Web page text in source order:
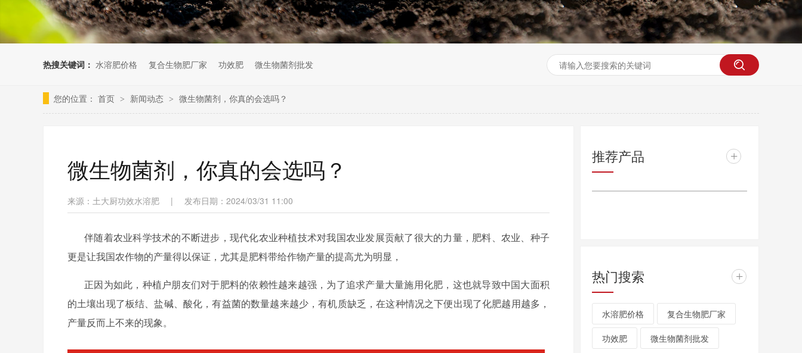
热搜关键词： 水溶肥价格 复合生物肥厂家 功效肥 微生物菌剂批发
您的位置： 首页 > 新闻动态 > 微生物菌剂，你真的会选吗？
微生物菌剂，你真的会选吗？
来源：土大厨功效水溶肥 | 发布日期：2024/03/31 11:00
伴随着农业科学技术的不断进步，现代化农业种植技术对我国农业发展贡献了很大的力量，肥料、农业、种子
更是让我国农作物的产量得以保证，尤其是肥料带给作物产量的提高尤为明显，
正因为如此，种植户朋友们对于肥料的依赖性越来越强，为了追求产量大量施用化肥，这也就导致中国大面积
的土壤出现了板结、盐碱、酸化，有益菌的数量越来越少，有机质缺乏，在这种情况之下便出现了化肥越用越多，
产量反而上不来的现象。
推荐产品 +
热门搜索 +
水溶肥价格 复合生物肥厂家
功效肥 微生物菌剂批发